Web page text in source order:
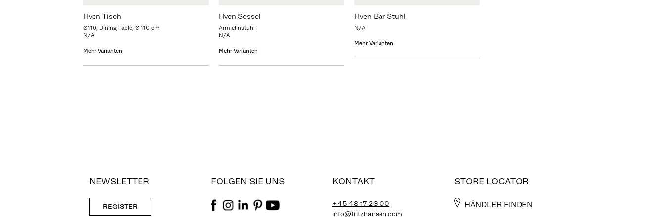
Hven Tisch
Ø110, Dining Table, Ø 110 cm
N/A
Mehr Varianten
Hven Sessel
Armlehnstuhl
N/A
Mehr Varianten
Hven Bar Stuhl
N/A
Mehr Varianten
NEWSLETTER
REGISTER
FOLGEN SIE UNS KONTAKT
+45 48 17 23 00
info@fritzhansen.com
STORE LOCATOR
HÄNDLER FINDEN